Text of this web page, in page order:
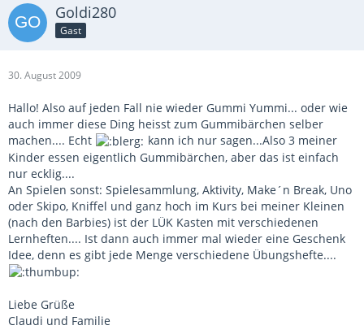
Goldi280
Gast
30. August 2009
Hallo! Also auf jeden Fall nie wieder Gummi Yummi... oder wie
auch immer diese Ding heisst zum Gummibärchen selber
machen.... Echt
kann ich nur sagen...Also 3 meiner
Kinder essen eigentlich Gummibärchen, aber das ist einfach
nur ecklig....
An Spielen sonst: Spielesammlung, Aktivity, Make´n Break, Uno
oder Skipo, Kniffel und ganz hoch im Kurs bei meiner Kleinen
(nach den Barbies) ist der LÜK Kasten mit verschiedenen
Lernheften.... Ist dann auch immer mal wieder eine Geschenk
Idee, denn es gibt jede Menge verschiedene Übungshefte....
Liebe Grüße
Claudi und Familie